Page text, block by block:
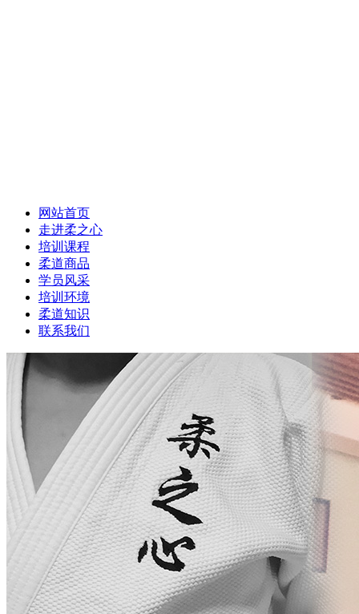
网站首页
走进柔之心
培训课程
柔道商品
学员风采
培训环境
柔道知识
联系我们